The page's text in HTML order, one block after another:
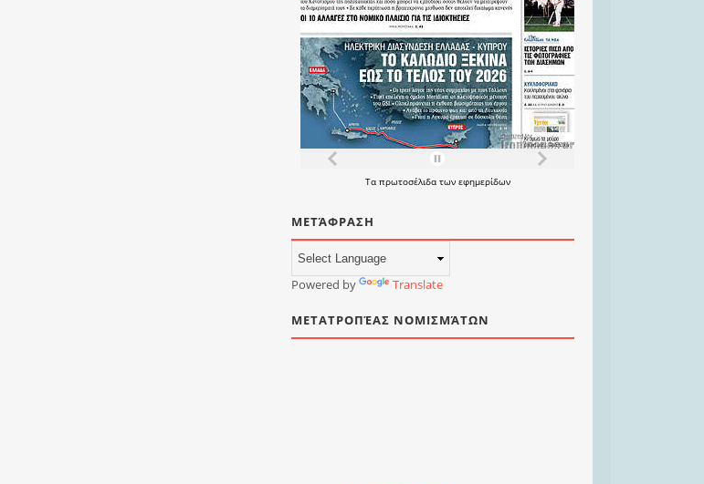
Τα πρωτοσέλιδα των εφημερίδων
ΜΕΤΆΦΡΑΣΗ
Powered by Translate
ΜΕΤΑΤΡΟΠΈΑΣ ΝΟΜΙΣΜΆΤΩΝ